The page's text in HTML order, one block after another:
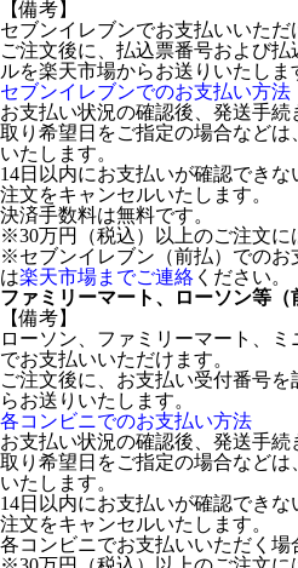
【備考】
セブンイレブンでお支払いいただ
ご注文後に、払込票番号および
ルを楽天市場からお送りいたしま
セブンイレブンでのお支払い方法
お支払い状況の確認後、発送手
取り希望日をご指定の場合など
いたします。
14日以内にお支払いが確認でき
注文をキャンセルいたします。
決済手数料は無料です。
※30万円（税込）以上のご注文に
※セブンイレブン（前払）でのお
は楽天市場までご連絡 ください。
ファミリーマート、ローソン等（
【備考】
ローソン、ファミリーマート、
でお支払いいただけます。
ご注文後に、お支払い受付番号
らお送りいたします。
各コンビニでのお支払い方法
お支払い状況の確認後、発送手
取り希望日をご指定の場合など
いたします。
14日以内にお支払いが確認でき
注文をキャンセルいたします。
各コンビニでお支払いいただく場